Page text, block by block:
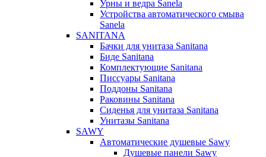
Урны и ведра Sanela
Устройства автоматического смыва
Sanela
SANITANA
Бачки для унитаза Sanitana
Биде Sanitana
Комплектующие Sanitana
Писсуары Sanitana
Поддоны Sanitana
Раковины Sanitana
Сиденья для унитаза Sanitana
Унитазы Sanitana
SAWY
Автоматические душевые Sawy
Душевые панели Sawy